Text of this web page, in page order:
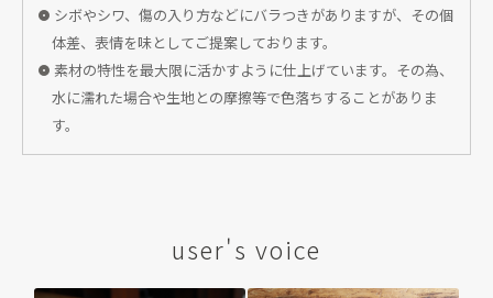
シボやシワ、傷の入り方などにバラつきがありますが、その個
体差、表情を味としてご提案しております。
素材の特性を最大限に活かすように仕上げています。その為、
水に濡れた場合や生地との摩擦等で色落ちすることがありま
す。
user's voice